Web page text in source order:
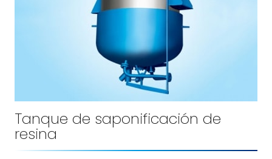
Tanque de saponificación de
resina